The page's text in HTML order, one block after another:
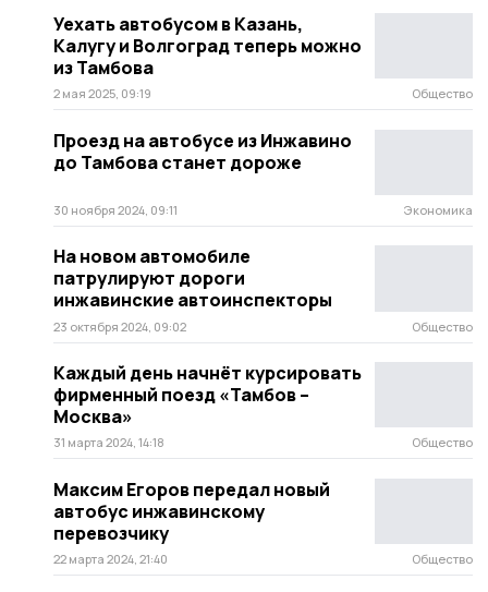
Уехать автобусом в Казань,
Калугу и Волгоград теперь можно
из Тамбова
2 мая 2025, 09:19 Общество
Проезд на автобусе из Инжавино
до Тамбова станет дороже
30 ноября 2024, 09:11 Экономика
На новом автомобиле
патрулируют дороги
инжавинские автоинспекторы
23 октября 2024, 09:02 Общество
Каждый день начнёт курсировать
фирменный поезд «Тамбов –
Москва»
31 марта 2024, 14:18 Общество
Максим Егоров передал новый
автобус инжавинскому
перевозчику
22 марта 2024, 21:40 Общество